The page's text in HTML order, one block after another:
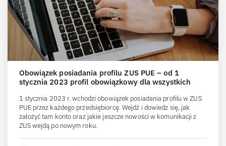
Obowiązek posiadania profilu ZUS PUE – od 1
stycznia 2023 profil obowiązkowy dla wszystkich
1 stycznia 2023 r. wchodzi obowiązek posiadania profilu w ZUS
PUE przez każdego przedsiębiorcę. Wejdź i dowiedz się, jak
założyć tam konto oraz jakie jeszcze nowości w komunikacji z
ZUS wejdą po nowym roku.